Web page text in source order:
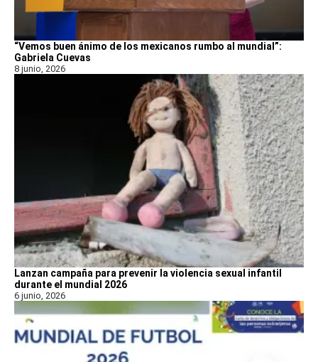
“Vemos buen ánimo de los mexicanos rumbo al mundial”:
Gabriela Cuevas
8 junio, 2026
Lanzan campaña para prevenir la violencia sexual infantil
durante el mundial 2026
6 junio, 2026